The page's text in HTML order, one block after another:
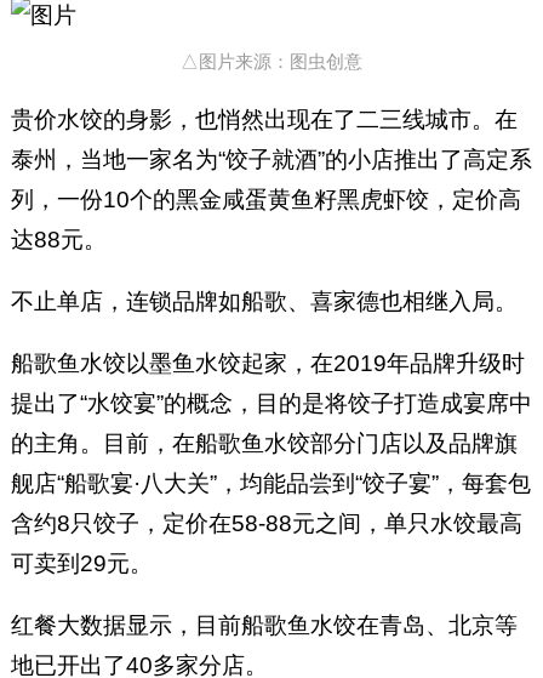
△图片来源：图虫创意
贵价水饺的身影，也悄然出现在了二三线城市。在
泰州，当地一家名为“饺子就酒”的小店推出了高定系
列，一份10个的黑金咸蛋黄鱼籽黑虎虾饺，定价高
达88元。
不止单店，连锁品牌如船歌、喜家德也相继入局。
船歌鱼水饺以墨鱼水饺起家，在2019年品牌升级时
提出了“水饺宴”的概念，目的是将饺子打造成宴席中
的主角。目前，在船歌鱼水饺部分门店以及品牌旗
舰店“船歌宴·八大关”，均能品尝到“饺子宴”，每套包
含约8只饺子，定价在58-88元之间，单只水饺最高
可卖到29元。
红餐大数据显示，目前船歌鱼水饺在青岛、北京等
地已开出了40多家分店。